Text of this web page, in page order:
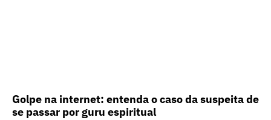
Golpe na internet: entenda o caso da suspeita de
se passar por guru espiritual